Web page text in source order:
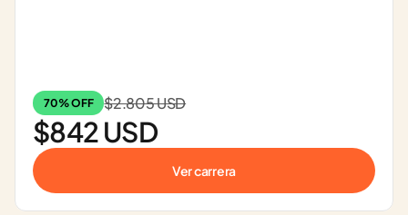
70% OFF $2.805 USD
$842 USD
Ver carrera